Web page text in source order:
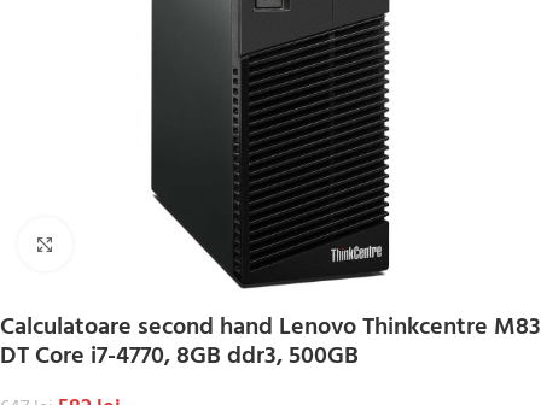
Calculatoare second hand Lenovo Thinkcentre M83
DT Core i7-4770, 8GB ddr3, 500GB